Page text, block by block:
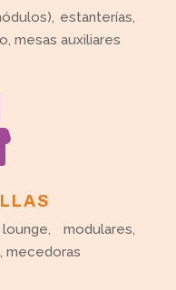
estanterías,
mesas auxiliares
modulares,
mecedoras